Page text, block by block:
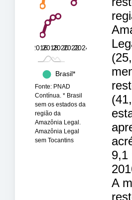
22 %
L
2016
20172018
2019 2020
2021 2022
2023
2025 2024
Brasil*
Ama…
TO
Fonte: PNAD
Contínua. * Brasil
sem os estados da
região da
Amazônia Legal.
Amazônia Legal
sem Tocantins
9,1
A